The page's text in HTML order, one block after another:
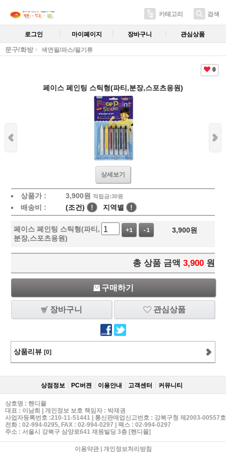
카테고리 검색
로그인 마이페이지 장바구니 관심상품
문구/화방 색연필/파스/필기류
0
페이스 페인팅 스틱형(파티,분장,스포츠응원)
상세보기
상품가 : 3,900원 적립금:30원
배송비 : (조건) ! 지역별 !
페이스 페인팅 스틱형(파티,
분장,스포츠응원)
+1 -1 3,900원
총 상품 금액 3,900 원
구매하기
장바구니 관심상품
상품리뷰 [0]
상점정보 PC버젼 이용안내 고객센터 커뮤니티
상호명 : 핸디몰
대표 : 이남희 | 개인정보 보호 책임자 : 박재권
사업자등록번호 :210-11-51441 | 통신판매업신고번호 : 강북구청 제2003-00557호
전화 : 02-994-0295, FAX : 02-994-0297 | 팩스 : 02-994-0297
주소 : 서울시 강북구 삼양로641 재원빌딩 3층 [핸디몰]
이용약관| 개인정보처리방침